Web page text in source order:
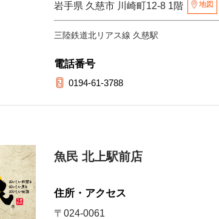
岩手県 久慈市 川崎町12-8 1階 地図
三陸鉄道北リアス線 久慈駅
電話番号
0194-61-3788
魚民 北上駅前店
住所・アクセス
〒024-0061